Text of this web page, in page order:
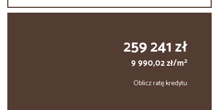
259 241 zł
9 990,02 zł/m2
Oblicz ratę kredytu